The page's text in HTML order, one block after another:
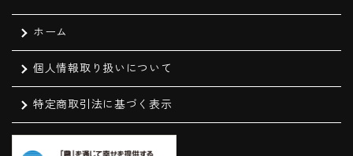
ホーム
個人情報取り扱いについて
特定商取引法に基づく表示